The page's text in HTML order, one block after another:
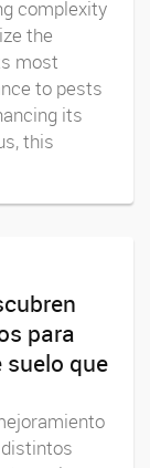
complexity
the
most
to pests
its
this
para
suelo que